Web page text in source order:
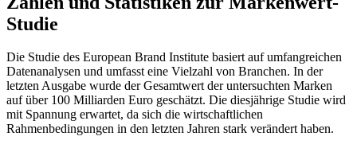
Studie
Die Studie des European Brand Institute basiert auf umfangreichen
Datenanalysen und umfasst eine Vielzahl von Branchen. In der
letzten Ausgabe wurde der Gesamtwert der untersuchten Marken
auf über 100 Milliarden Euro geschätzt. Die diesjährige Studie wird
mit Spannung erwartet, da sich die wirtschaftlichen
Rahmenbedingungen in den letzten Jahren stark verändert haben.